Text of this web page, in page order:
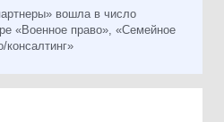
вошла в число
«Военное право», «Семейное
консалтинг»